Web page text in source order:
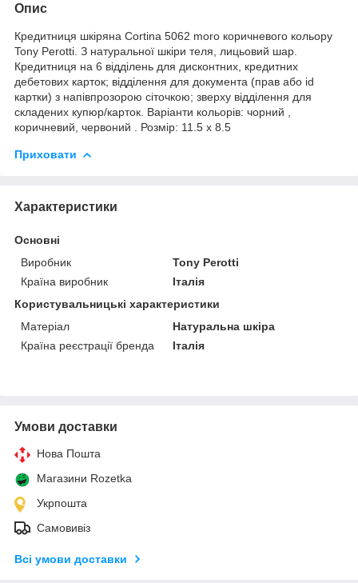
Опис
Кредитниця шкіряна Cortina 5062 moro коричневого кольору
Tony Perotti. З натуральної шкіри теля, лицьовий шар.
Кредитниця на 6 відділень для дисконтних, кредитних
дебетових карток; відділення для документа (прав або id
картки) з напівпрозорою сіточкою; зверху відділення для
складених купюр/карток. Варіанти кольорів: чорний ,
коричневий, червоний . Розмір: 11.5 х 8.5
Приховати
Характеристики
Основні
Виробник
Tony Perotti
Країна виробник
Італія
Користувальницькі характеристики
Матеріал
Натуральна шкіра
Країна реєстрації бренда
Італія
Умови доставки
Нова Пошта
Магазини Rozetka
Укрпошта
Самовивіз
Всі умови доставки